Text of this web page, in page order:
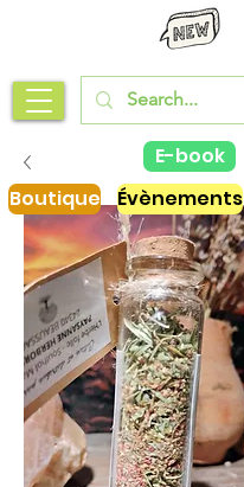
E-book
Boutique
Évènements